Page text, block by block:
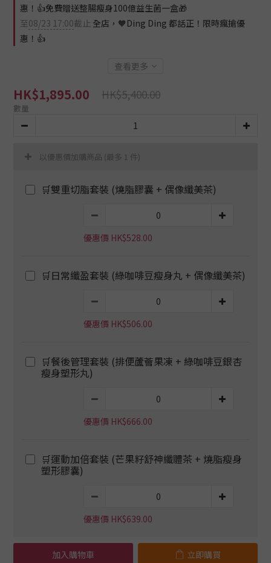
惠！👍免費贈送整腸瘦身100億益生菌一盒🎁
至08/23 17:00截止 全店，🧡Ding Ding 都話正！限時瘋搶優
惠！👍
查看更多
HK$1,895.00 HK$5,400.00
數量
以優惠價加購商品 (最多 1 件)
🛒雙重切脂套裝 (燒脂膠囊 + 偶像纖美茶)
優惠價 HK$528.00
🛒日常纖盈套裝 (綠咖啡豆瘦身丸 + 偶像纖美茶)
優惠價 HK$506.00
🛒餐後管理套裝 (排便蘆薈果凍 + 綠咖啡豆銀杏
瘦身塑形丸)
優惠價 HK$666.00
🛒運動加倍套裝 (芒果籽舒神纖體茶 + 燒脂瘦身
塑形膠囊)
優惠價 HK$639.00
加入購物車 立即購買